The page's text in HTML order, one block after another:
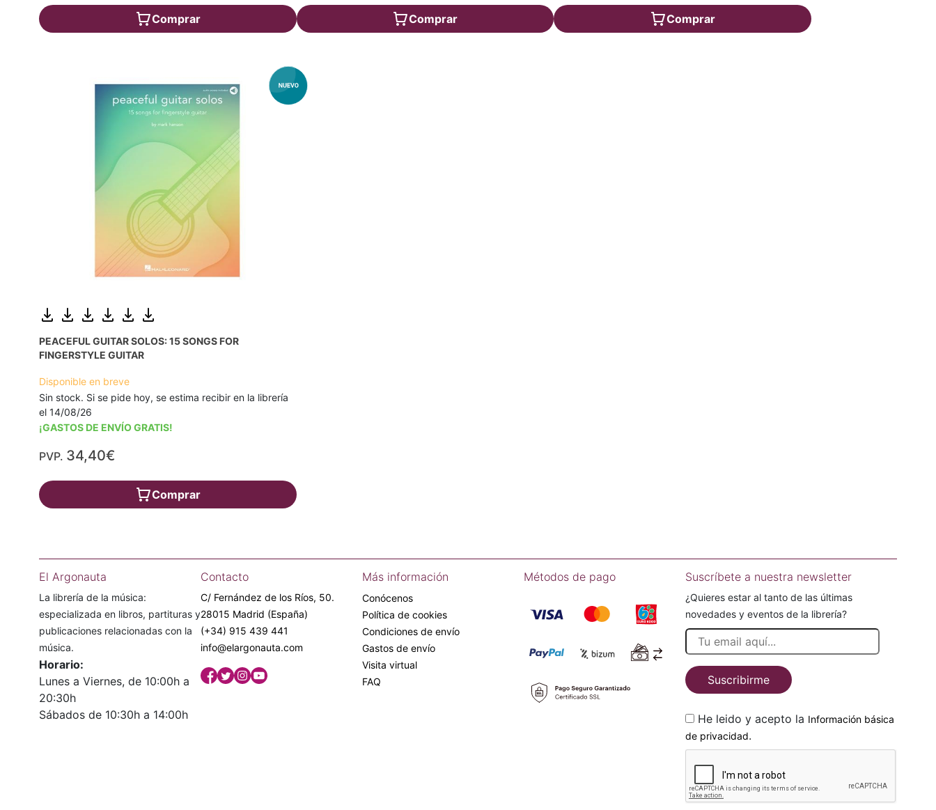
Comprar Comprar Comprar
PEACEFUL GUITAR SOLOS: 15 SONGS FOR
FINGERSTYLE GUITAR
Disponible en breve
Sin stock. Si se pide hoy, se estima recibir en la librería
el 14/08/26
¡GASTOS DE ENVÍO GRATIS!
PVP. 34,40€
Comprar
El Argonauta
La librería de la música:
especializada en libros, partituras y
publicaciones relacionadas con la
música.
Horario:
Lunes a Viernes, de 10:00h a
20:30h
Sábados de 10:30h a 14:00h
Contacto
C/ Fernández de los Ríos, 50.
28015 Madrid (España)
(+34) 915 439 441
info@elargonauta.com
Más información
Conócenos
Política de cookies
Condiciones de envío
Gastos de envío
Visita virtual
FAQ
Métodos de pago Suscríbete a nuestra newsletter
¿Quieres estar al tanto de las últimas
novedades y eventos de la librería?
Suscribirme
He leido y acepto la Información básica
de privacidad.